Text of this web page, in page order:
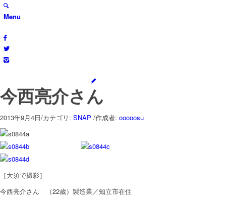
Menu
今西亮介さん
2013年9月4日/カテゴリ: SNAP /作成者: ooooosu
［大須で撮影］
今西亮介さん （22歳）製造業／知立市在住